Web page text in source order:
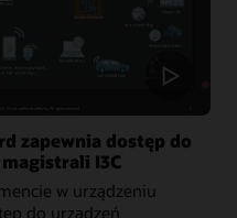
zapewnia dostęp do
I3C
w urządzeniu
do urządzeń